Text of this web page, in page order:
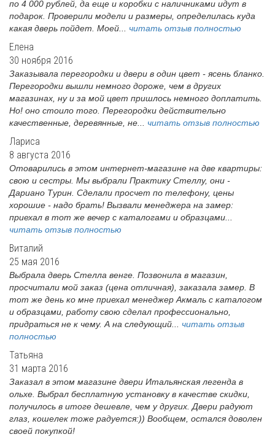
по 4 000 рублей, да еще и коробки с наличниками идут в
подарок. Проверили модели и размеры, определилась куда
какая дверь пойдет. Моей... читать отзыв полностью
Елена
30 ноября 2016
Заказывала перегородки и двери в один цвет - ясень бланко.
Перегородки вышли немного дороже, чем в других
магазинах, ну и за мой цвет пришлось немного доплатить.
Но! оно стоило того. Перегородки действительно
качественные, деревянные, не... читать отзыв полностью
Лариса
8 августа 2016
Отоварились в этом интернет-магазине на две квартиры:
свою и сестры. Мы выбрали Практику Стеллу, они -
Дариано Турин. Сделали просчет по телефону, цены
хорошие - надо брать! Вызвали менеджера на замер:
приехал в тот же вечер с каталогами и образцами...
читать отзыв полностью
Виталий
25 мая 2016
Выбрала дверь Стелла венге. Позвонила в магазин,
просчитали мой заказ (цена отличная), заказала замер. В
тот же день ко мне приехал менеджер Акмаль с каталогом
и образцами, работу свою сделал профессионально,
придраться не к чему. А на следующий... читать отзыв
полностью
Татьяна
31 марта 2016
Заказал в этом магазине двери Итальянская легенда в
ольхе. Выбрал бесплатную установку в качестве скидки,
получилось в итоге дешевле, чем у других. Двери радуют
глаз, кошелек тоже радуется:)) Вообщем, остался доволен
своей покупкой!